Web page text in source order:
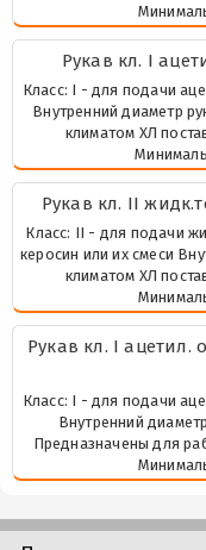
Рукaв кл. I
Класс: I - для подачи
Внутренний диаметр
климатом ХЛ
Рукaв кл. II
Класс: II - для подачи
керосин или их смеси
климатом ХЛ
Рукaв кл. I ацетил.
Класс: I - для подачи
Внутренний
Предназначены для